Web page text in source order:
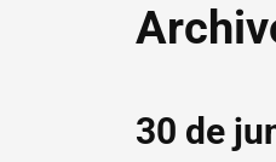
30 de